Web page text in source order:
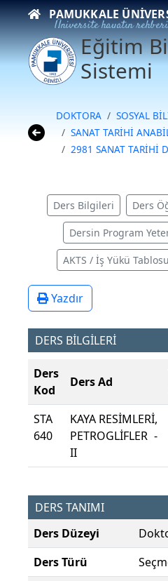
PAMUKKALE
Üniversite hayatın
Eğitim
Sistemi
DOKTORA
SOSYAL
SANAT TARİHİ
2981 SANAT TARİHİ
Ders Bilgileri Ders
Dersin Program
AKTS / İş Yükü Tablosu
Yazdır
DERS BİLGİLERİ
Ders
Kod
Ders Ad
STA
640
KAYA RESİMLERİ,
PETROGLİFLER -
II
DERS TANIMI
Ders Düzeyi
Ders Türü